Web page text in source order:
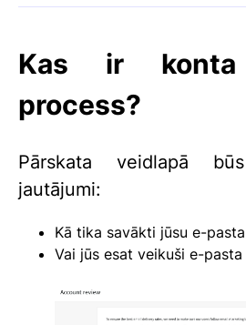
Kas ir konta
process?
Pārskata veidlapā
jautājumi:
Kā tika savākti jūsu e-
Vai jūs esat veikuši e-